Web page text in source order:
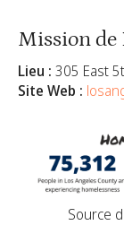
Mission de
Lieu : 305 East
Site Web :
Source